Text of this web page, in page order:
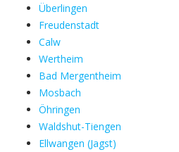
Überlingen
Freudenstadt
Calw
Wertheim
Bad Mergentheim
Mosbach
Öhringen
Waldshut-Tiengen
Ellwangen (Jagst)